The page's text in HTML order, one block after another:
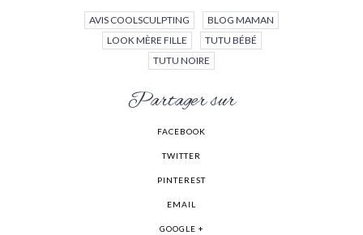
AVIS COOLSCULPTING
BLOG MAMAN
LOOK MÈRE FILLE
TUTU BÉBÉ
TUTU NOIRE
Partager sur
FACEBOOK
TWITTER
PINTEREST
EMAIL
GOOGLE +